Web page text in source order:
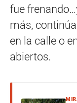
fue
más,
en la calle o
abiertos.